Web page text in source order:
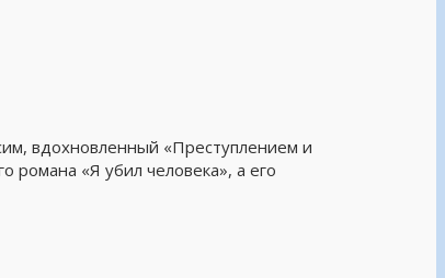
вдохновленный «Преступлением и
романа «Я убил человека», а его